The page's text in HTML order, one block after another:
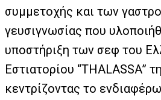
συμμετοχής και των
γευσιγνωσίας που
υποστήριξη των σεφ του
Εστιατορίου “THALASSA”
κεντρίζοντας το